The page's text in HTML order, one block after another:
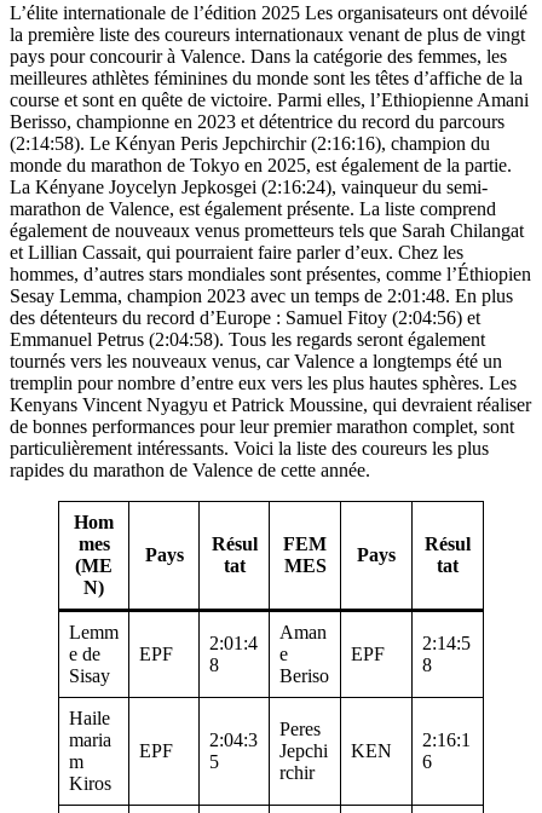
L’élite internationale de l’édition 2025 Les organisateurs ont dévoilé
la première liste des coureurs internationaux venant de plus de vingt
pays pour concourir à Valence. Dans la catégorie des femmes, les
meilleures athlètes féminines du monde sont les têtes d’affiche de la
course et sont en quête de victoire. Parmi elles, l’Ethiopienne Amani
Berisso, championne en 2023 et détentrice du record du parcours
(2:14:58). Le Kényan Peris Jepchirchir (2:16:16), champion du
monde du marathon de Tokyo en 2025, est également de la partie.
La Kényane Joycelyn Jepkosgei (2:16:24), vainqueur du semi-
marathon de Valence, est également présente. La liste comprend
également de nouveaux venus prometteurs tels que Sarah Chilangat
et Lillian Cassait, qui pourraient faire parler d’eux. Chez les
hommes, d’autres stars mondiales sont présentes, comme l’Éthiopien
Sesay Lemma, champion 2023 avec un temps de 2:01:48. En plus
des détenteurs du record d’Europe : Samuel Fitoy (2:04:56) et
Emmanuel Petrus (2:04:58). Tous les regards seront également
tournés vers les nouveaux venus, car Valence a longtemps été un
tremplin pour nombre d’entre eux vers les plus hautes sphères. Les
Kenyans Vincent Nyagyu et Patrick Moussine, qui devraient réaliser
de bonnes performances pour leur premier marathon complet, sont
particulièrement intéressants. Voici la liste des coureurs les plus
rapides du marathon de Valence de cette année.
Hom
mes
(ME
N)
Pays
Résul
tat
FEM
MES
Pays
Résul
tat
Lemm
e de
Sisay
EPF
2:01:4
8
Aman
e
Beriso
EPF
2:14:5
8
Haile
maria
m
Kiros
EPF
2:04:3
5
Peres
Jepchi
rchir
KEN
2:16:1
6